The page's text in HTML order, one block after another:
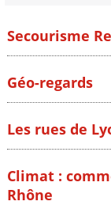
Secourisme
Géo-regards
Les rues de
Climat :
Rhône